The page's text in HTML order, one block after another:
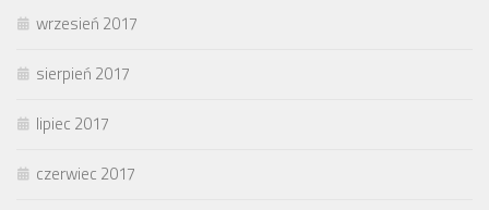
wrzesień 2017
sierpień 2017
lipiec 2017
czerwiec 2017